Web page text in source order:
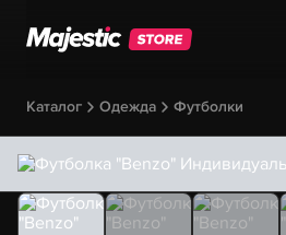
Каталог Одежда Футболки